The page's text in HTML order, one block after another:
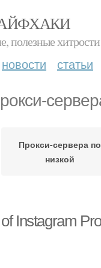
полезные хитрости
новости статьи
Прокси-сервера по
низкой
Instagram